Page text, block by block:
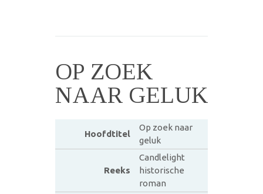
OP ZOEK
NAAR GELUK
Hoofdtitel
Op zoek naar
geluk
Reeks
Candlelight
historische
roman